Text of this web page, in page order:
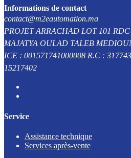
Informations de contact
contact@m2eautomation.ma
PROJET ARRACHAD LOT 101
MAJATYA OULAD TALEB
ICE : 001571741000008 R.C :
15217402
Service
Assistance technique
Services après-vente